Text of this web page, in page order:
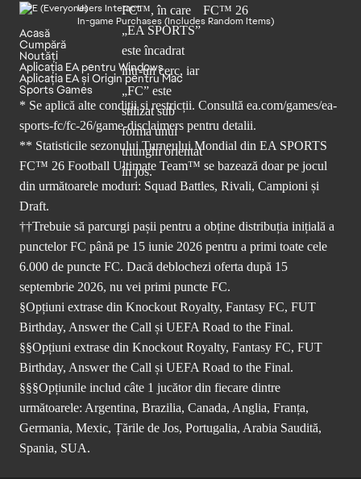
Users Interact
In-game Purchases (Includes Random Items)
Acasă
Cumpără
Noutăți
Aplicația EA pentru Windows
Aplicația EA și Origin pentru Mac
Sports Games
* Se aplică alte condiții și restricții. Consultă ea.com/games/ea-
sports-fc/fc-26/game-disclaimers pentru detalii.
** Statisticile sezonului Turneului Mondial din EA SPORTS
FC™ 26 Football Ultimate Team™ se bazează doar pe jocul
din următoarele moduri: Squad Battles, Rivali, Campioni și
Draft.
††Trebuie să parcurgi pașii pentru a obține distribuția inițială a
punctelor FC până pe 15 iunie 2026 pentru a primi toate cele
6.000 de puncte FC. Dacă deblochezi oferta după 15
septembrie 2026, nu vei primi puncte FC.
§Opțiuni extrase din Knockout Royalty, Fantasy FC, FUT
Birthday, Answer the Call și UEFA Road to the Final.
§§Opțiuni extrase din Knockout Royalty, Fantasy FC, FUT
Birthday, Answer the Call și UEFA Road to the Final.
§§§Opțiunile includ câte 1 jucător din fiecare dintre
următoarele: Argentina, Brazilia, Canada, Anglia, Franța,
Germania, Mexic, Țările de Jos, Portugalia, Arabia Saudită,
Spania, SUA.